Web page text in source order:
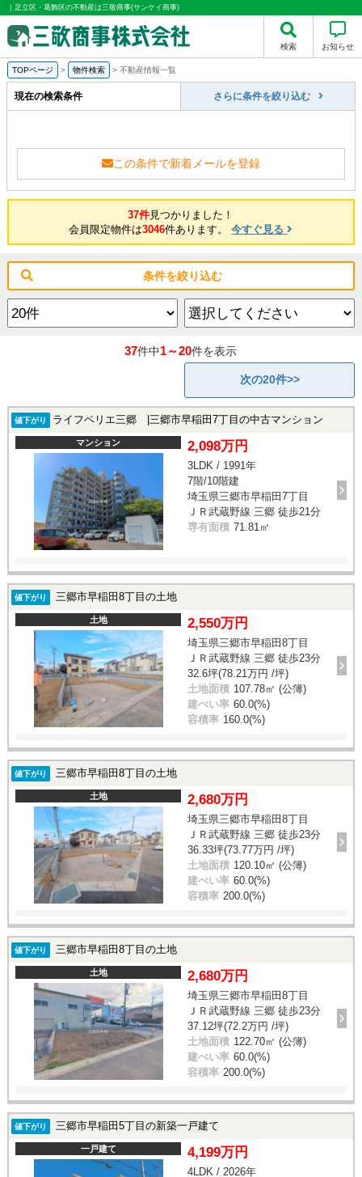
｜足立区・葛飾区の不動産は三敬商事(サンケイ商事)
検索 お知らせ
TOPページ > 物件検索 > 不動産情報一覧
現在の検索条件 さらに条件を絞り込む
この条件で新着メールを登録
37件見つかりました！
会員限定物件は3046件あります。今すぐ見る
条件を絞り込む
37件中1～20件を表示
次の20件>>
値下がり ライフペリエ三郷 |三郷市早稲田7丁目の中古マンション
マンション 2,098万円
3LDK / 1991年
7階/10階建
埼玉県三郷市早稲田7丁目
ＪＲ武蔵野線 三郷 徒歩21分
専有面積 71.81㎡
値下がり 三郷市早稲田8丁目の土地
土地 2,550万円
埼玉県三郷市早稲田8丁目
ＪＲ武蔵野線 三郷 徒歩23分
32.6坪(78.21万円 /坪)
土地面積 107.78㎡ (公簿)
建ぺい率 60.0(%)
容積率 160.0(%)
値下がり 三郷市早稲田8丁目の土地
土地 2,680万円
埼玉県三郷市早稲田8丁目
ＪＲ武蔵野線 三郷 徒歩23分
36.33坪(73.77万円 /坪)
土地面積 120.10㎡ (公簿)
建ぺい率 60.0(%)
容積率 200.0(%)
値下がり 三郷市早稲田8丁目の土地
土地 2,680万円
埼玉県三郷市早稲田8丁目
ＪＲ武蔵野線 三郷 徒歩23分
37.12坪(72.2万円 /坪)
土地面積 122.70㎡ (公簿)
建ぺい率 60.0(%)
容積率 200.0(%)
値下がり 三郷市早稲田5丁目の新築一戸建て
一戸建て 4,199万円
4LDK / 2026年